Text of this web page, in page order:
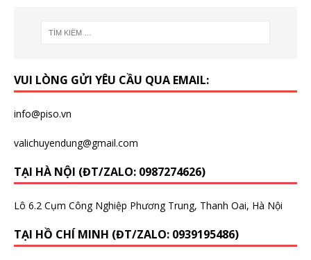
VUI LÒNG GỬI YÊU CẦU QUA EMAIL:
info@piso.vn
valichuyendung@gmail.com
TẠI HÀ NỘI (ĐT/ZALO: 0987274626)
Lô 6.2 Cụm Công Nghiệp Phương Trung, Thanh Oai, Hà Nội
TẠI HỒ CHÍ MINH (ĐT/ZALO: 0939195486)